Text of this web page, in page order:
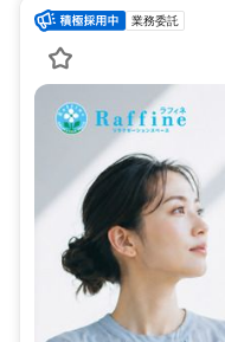
業務委託